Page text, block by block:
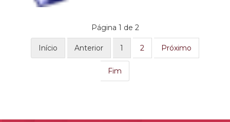
Página 1 de 2
Início Anterior 1 2 Próximo
Fim